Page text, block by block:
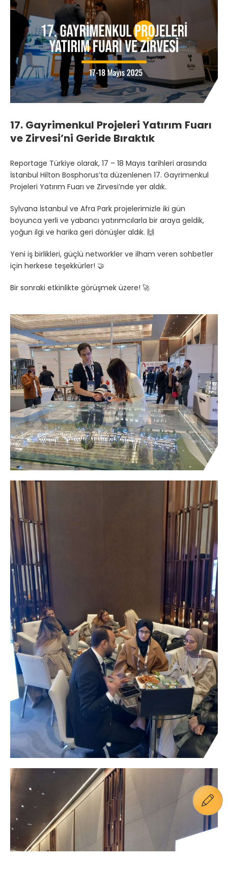
17. Gayrimenkul Projeleri Yatırım Fuarı
ve Zirvesi’ni Geride Bıraktık
Reportage Türkiye olarak, 17 – 18 Mayıs tarihleri arasında
İstanbul Hilton Bosphorus’ta düzenlenen 17. Gayrimenkul
Projeleri Yatırım Fuarı ve Zirvesi’nde yer aldık.
Sylvana İstanbul ve Afra Park projelerimizle iki gün
boyunca yerli ve yabancı yatırımcılarla bir araya geldik,
yoğun ilgi ve harika geri dönüşler aldık. 🙌
Yeni iş birlikleri, güçlü networkler ve ilham veren sohbetler
için herkese teşekkürler! 🤝
Bir sonraki etkinlikte görüşmek üzere! 🚀